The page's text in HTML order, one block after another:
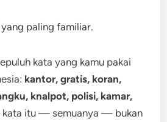
paling familiar.
kata yang kamu pakai
kantor, gratis, koran,
knalpot, polisi, kamar,
kata itu — semuanya — bukan